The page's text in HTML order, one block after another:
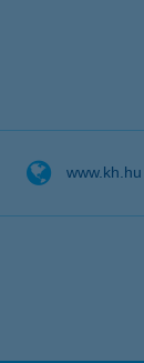
www.kh.hu